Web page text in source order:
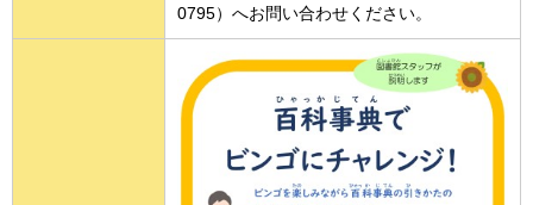
0795）へお問い合わせください。